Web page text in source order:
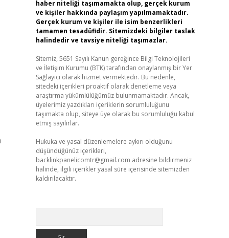
haber niteliği taşımamakta olup, gerçek kurum
ve kişiler hakkında paylaşım yapılmamaktadır.
Gerçek kurum ve kişiler ile isim benzerlikleri
tamamen tesadüfidir. Sitemizdeki bilgiler taslak
halindedir ve tavsiye niteliği taşımazlar.
Sitemiz, 5651 Sayılı Kanun gereğince Bilgi Teknolojileri
ve İletişim Kurumu (BTK) tarafından onaylanmış bir Yer
Sağlayıcı olarak hizmet vermektedir. Bu nedenle,
sitedeki içerikleri proaktif olarak denetleme veya
araştırma yükümlülüğümüz bulunmamaktadır. Ancak,
üyelerimiz yazdıkları içeriklerin sorumluluğunu
taşımakta olup, siteye üye olarak bu sorumluluğu kabul
etmiş sayılırlar.
Hukuka ve yasal düzenlemelere aykırı olduğunu
düşündüğünüz içerikleri,
backlinkpanelicomtr@gmail.com adresine bildirmeniz
halinde, ilgili içerikler yasal süre içerisinde sitemizden
kaldırılacaktır.